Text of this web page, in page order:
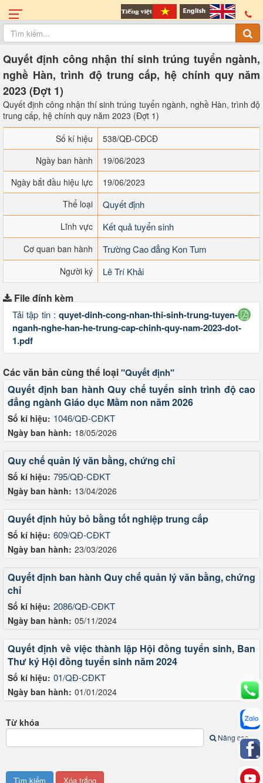
Quyết định công nhận thí sinh trúng tuyển ngành,
nghề Hàn, trình độ trung cấp, hệ chính quy năm
2023 (Đợt 1)
Quyết định công nhận thí sinh trúng tuyển ngành, nghề Hàn, trình độ
trung cấp, hệ chính quy năm 2023 (Đợt 1)
Số kí hiệu
538/QĐ-CĐCĐ
Ngày ban hành
19/06/2023
Ngày bắt đầu hiệu lực
19/06/2023
Thể loại
Quyết định
Lĩnh vực Kết quả tuyển sinh
Cơ quan ban hành Trường Cao đẳng Kon Tum
Người ký Lê Trí Khải
File đính kèm
Tải tập tin : quyet-dinh-cong-nhan-thi-sinh-trung-tuyen-
nganh-nghe-han-he-trung-cap-chinh-quy-nam-2023-dot-
1.pdf
Các văn bản cùng thể loại"Quyết định"
Số kí hiệu: 1046/QĐ-CĐKT
Ngày ban hành: 18/05/2026
Quyết định ban hành Quy chế tuyển sinh trình độ cao
đẳng ngành Giáo dục Mầm non năm 2026
Số kí hiệu: 795/QĐ-CĐKT
Ngày ban hành: 13/04/2026
Quy chế quản lý văn bằng, chứng chỉ
Số kí hiệu: 609/QĐ-CĐKT
Ngày ban hành: 23/03/2026
Quyết định hủy bỏ bằng tốt nghiệp trung cấp
Số kí hiệu: 2086/QĐ-CĐKT
Ngày ban hành: 05/11/2024
Quyết định ban hành Quy chế quản lý văn bằng, chứng
chỉ
Số kí hiệu: 01/QĐ-CĐKT
Ngày ban hành: 01/01/2024
Quyết định về việc thành lập Hội đồng tuyển sinh, Ban
Thư ký Hội đồng tuyển sinh năm 2024
Từ khóa
Nâng cao